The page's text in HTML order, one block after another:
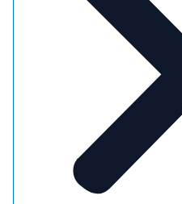
de samenleving en het
veranderen nogal snel/
onder druk. Dus een
meerjarenplan van het
weerbaarheid. En daar
bijzonder hoogleraar
in Amsterdam.
Karen van Oudenhoven